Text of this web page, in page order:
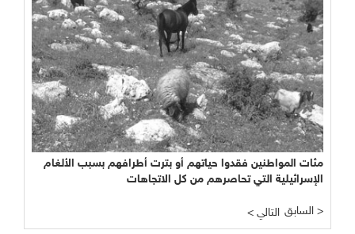
مئات المواطنين فقدوا حياتهم أو بترت أطرافهم بسبب الألغام
الإسرائيلية التي تحاصرهم من كل الاتجاهات
< التالي السابق >